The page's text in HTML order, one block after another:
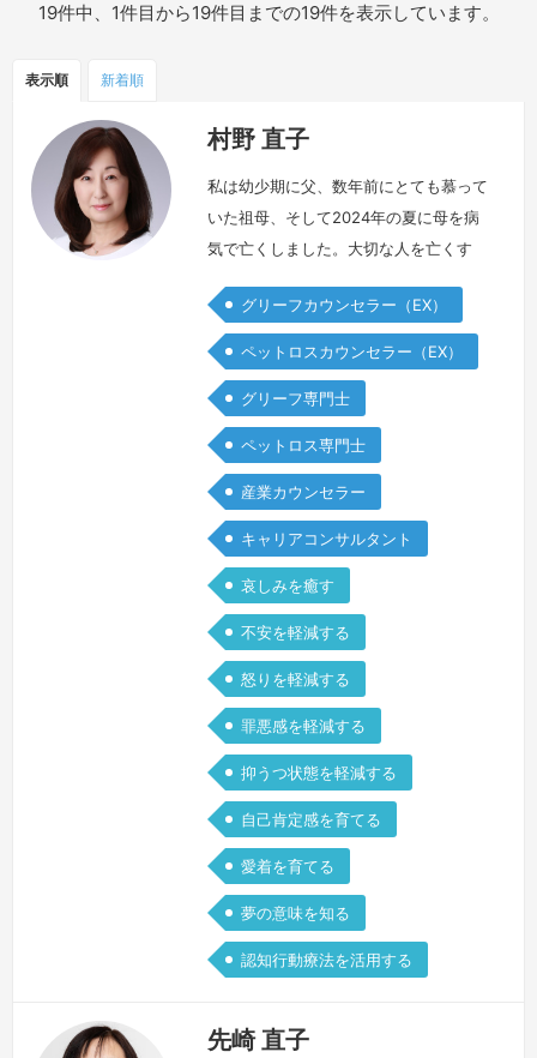
19件中、1件目から19件目までの19件を表示しています。
表示順 新着順
村野 直子
私は幼少期に父、数年前にとても慕って
いた祖母、そして2024年の夏に母を病
気で亡くしました。大切な人を亡くす
く、何だか自分だけ別世界に飛ばされて
しまったような感じになりました。周り
の賑やかさが煩わしく感じ、動きたいの
にいつものように動けない疲労感、自分
が自分でなくなってしまったような感
覚、この先どうなるのだろうという不安
を感じたのを覚えています。今、どんな
お気持…
続きを見る »
グリーフカウンセラー（EX）
ペットロスカウンセラー（EX）
グリーフ専門士
ペットロス専門士
産業カウンセラー
キャリアコンサルタント
哀しみを癒す
不安を軽減する
怒りを軽減する
罪悪感を軽減する
抑うつ状態を軽減する
自己肯定感を育てる
愛着を育てる
夢の意味を知る
認知行動療法を活用する
先崎 直子